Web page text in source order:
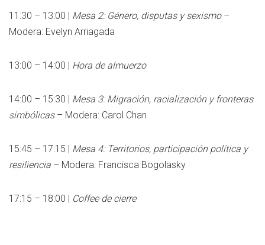
11:30 – 13:00 | Mesa 2: Género, disputas y sexismo–
Modera: Evelyn Arriagada
13:00 – 14:00 | Hora de almuerzo
14:00 – 15:30 | Mesa 3: Migración, racialización y fronteras
simbólicas– Modera: Carol Chan
15:45 – 17:15 | Mesa 4: Territorios, participación política y
resiliencia – Modera: Francisca Bogolasky
17:15 – 18:00 | Coffee de cierre